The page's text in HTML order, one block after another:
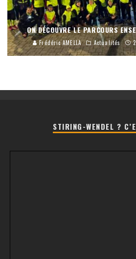
ON DÉCOUVRE LE PARCOURS
Frédéric AMELLA Actualités
STIRING-WENDEL ?